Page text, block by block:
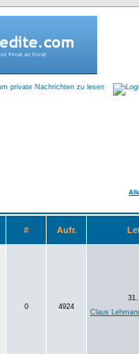
private Nachrichten zu lesen
# Aufr.
0 4924
Claus